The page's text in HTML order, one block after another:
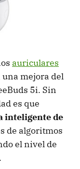
auriculares
una mejora del
5i. Sin
es que
inteligente de
de algoritmos
el nivel de